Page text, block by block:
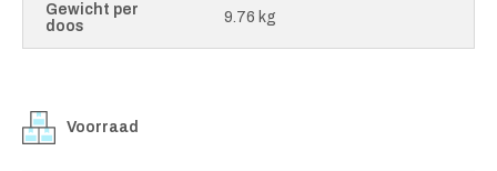
Gewicht per
doos
9.76 kg
Voorraad